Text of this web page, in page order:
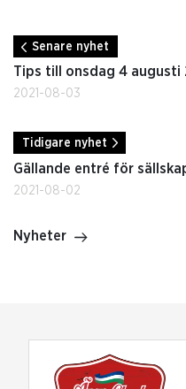
Senare nyhet
Tips till onsdag 4 augusti
2021-08-03
Tidigare nyhet
Gällande entré för
2021-08-02
Nyheter